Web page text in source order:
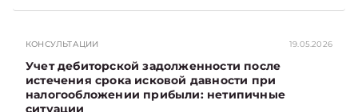
Viber, чтобы не пропускать новые статьи
TelegramViber
КОНСУЛЬТАЦИИ 19.05.2026
Учет дебиторской задолженности после
истечения срока исковой давности при
налогообложении прибыли: нетипичные
ситуации